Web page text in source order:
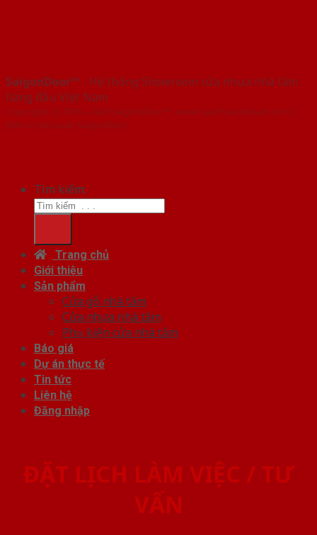
SaigonDoor™ - Hệ thống Showroom cửa nhựa nhà tắm
hàng đầu Việt Nam
Copyright ⓒ 2016 – 2026 SaigonDoor™ - www.cuanhuanhatam.com |
Đơn vị chủ quản SaigonDoor
Tìm kiếm:
Trang chủ
Giới thiệu
Sản phẩm
Cửa gỗ nhà tắm
Cửa nhựa nhà tắm
Phụ kiện cửa nhà tắm
Báo giá
Dự án thực tế
Tin tức
Liên hệ
Đăng nhập
ĐẶT LỊCH LÀM VIỆC / TƯ
VẤN